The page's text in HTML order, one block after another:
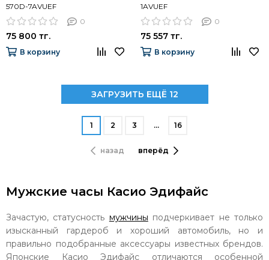
570D-7AVUEF
0
75 800 тг.
В корзину
1AVUEF
0
75 557 тг.
В корзину
ЗАГРУЗИТЬ ЕЩЁ 12
назад
1 2 3 … 16
вперёд
Мужские часы Касио Эдифайс
Зачастую, статусность мужчины подчеркивает не только
изысканный гардероб и хороший автомобиль, но и
правильно подобранные аксессуары известных брендов.
Японские Касио Эдифайс отличаются особенной